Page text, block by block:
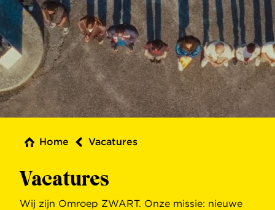
Home Vacatures
Vacatures
Wij zijn Omroep ZWART. Onze missie: nieuwe